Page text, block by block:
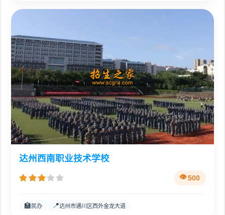
达州西南职业技术学校
500
🏫 民办 📍达州市通川区西外金龙大道